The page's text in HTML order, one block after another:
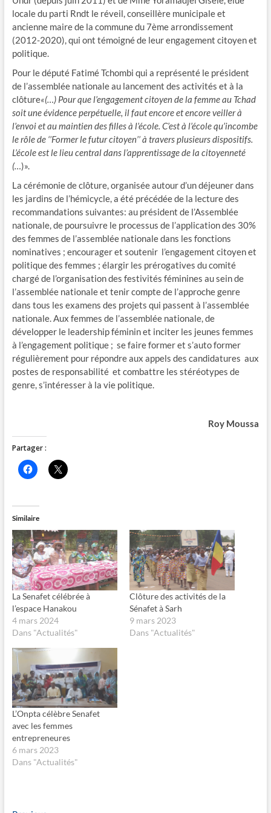
locale du parti Rndt le réveil, conseillère municipale et
ancienne maire de la commune du 7ème arrondissement
(2012-2020), qui ont témoigné de leur engagement citoyen et
politique.
Pour le député Fatimé Tchombi qui a représenté le président
de l’assemblée nationale au lancement des activités et à la
clôture«(…) Pour que l’engagement citoyen de la femme au Tchad
soit une évidence perpétuelle, il faut encore et encore veiller à
l’envoi et au maintien des filles à l’école. C’est à l’école qu’incombe
le rôle de ‘’Former le futur citoyen’’ à travers plusieurs dispositifs.
L’école est le lieu central dans l’apprentissage de la citoyenneté
(…)».
La cérémonie de clôture, organisée autour d’un déjeuner dans
les jardins de l’hémicycle, a été précédée de la lecture des
recommandations suivantes: au président de l’Assemblée
nationale, de poursuivre le processus de l’application des 30%
des femmes de l’assemblée nationale dans les fonctions
nominatives ; encourager et soutenir l’engagement citoyen et
politique des femmes ; élargir les prérogatives du comité
chargé de l’organisation des festivités féminines au sein de
l’assemblée nationale et tenir compte de l’approche genre
dans tous les examens des projets qui passent à l’assemblée
nationale. Aux femmes de l’assemblée nationale, de
développer le leadership féminin et inciter les jeunes femmes
à l’engagement politique ; se faire former et s’auto former
régulièrement pour répondre aux appels des candidatures aux
postes de responsabilité et combattre les stéréotypes de
genre, s’intéresser à la vie politique.
Roy Moussa
Partager :
C
l
e
z
p
o
u
r
p
a
r
t
a
g
e
r
s
u
r
a
e
b
o
o
k
(
o
u
v
r
e
d
a
n
C
l
o
u
r
p
a
r
t
a
g
e
r
r
u
v
r
e
d
a
n
s
u
n
e
o
u
Similaire
La Senafet célébrée à
l’espace Hanakou
4 mars 2024
Dans "Actualités"
Clôture des activités de la
Sénafet à Sarh
9 mars 2023
Dans "Actualités"
L’Onpta célèbre Senafet
avec les femmes
entrepreneures
6 mars 2023
Dans "Actualités"